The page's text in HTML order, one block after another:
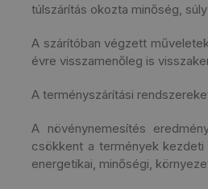
túlszárítás okozta minőség,
A szárítóban végzett
évre visszamenőleg is
A terményszárítási
A növénynemesítés
csökkent a termények kezdeti
energetikai, minőségi,